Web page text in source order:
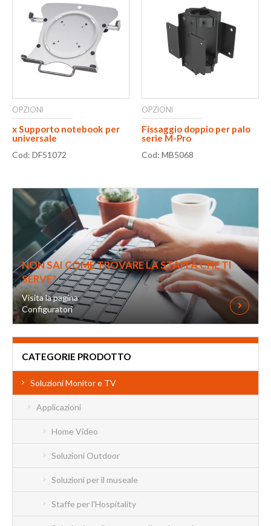
OPZIONI
x Supporto notebook per
universale
Cod: DF51072
OPZIONI
Fissaggio doppio per palo
serie M-Pro
Cod: MB5068
NON SAI COME TROVARE LA STAFFA CHE TI
SERVE?
Visita la pagina
Configuratori
CATEGORIE PRODOTTO
Soluzioni Monitor e TV
Applicazioni
Home Video
Soluzioni Outdoor
Soluzioni per il museale
Staffe per l'Hospitality